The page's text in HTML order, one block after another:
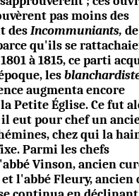
pas moins des
desIncommuniants,
qu'ils se
à 1815, ce parti
les
augmenta encore
Petite Église. Ce fut
eut pour chef un
chez qui la
Parmi les chefs
Vinson, ancien
l'abbé Fleury, ancien